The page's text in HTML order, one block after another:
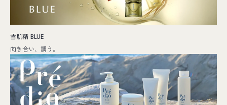
雪肌精 BLUE
向き合い、調う。